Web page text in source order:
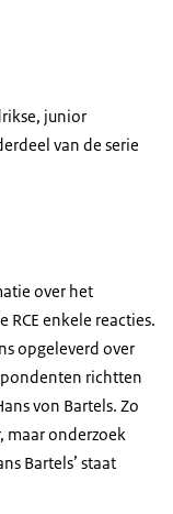
junior
van de serie
over het
RCE enkele reacties.
opgeleverd over
richtten
von Bartels. Zo
maar onderzoek
Bartels’ staat